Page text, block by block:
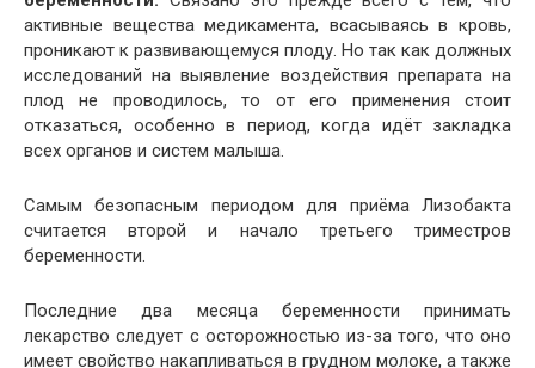
активные вещества медикамента, всасываясь в кровь,
проникают к развивающемуся плоду. Но так как должных
исследований на выявление воздействия препарата на
плод не проводилось, то от его применения стоит
отказаться, особенно в период, когда идёт закладка
всех органов и систем малыша.
Самым безопасным периодом для приёма Лизобакта
считается второй и начало третьего триместров
беременности.
Последние два месяца беременности принимать
лекарство следует с осторожностью из-за того, что оно
имеет свойство накапливаться в грудном молоке, а также